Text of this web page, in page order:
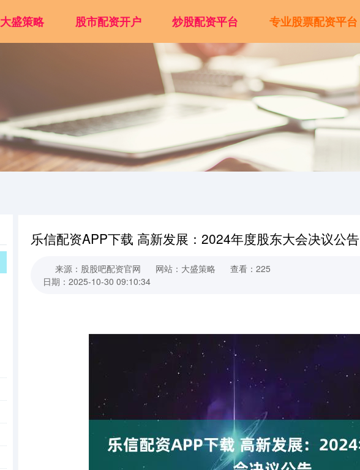
大盛策略 股市配资开户 炒股配资平台 专业股票配资平台
乐信配资APP下载 高新发展：2024年度股东大会决议公告
来源：股股吧配资官网 网站：大盛策略
查看：225
日期：2025-10-30 09:10:34